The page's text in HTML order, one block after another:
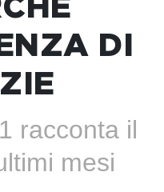
DI
racconta il
mesi